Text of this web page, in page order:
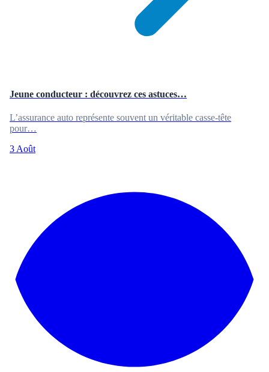
Jeune conducteur : découvrez ces astuces…
L’assurance auto représente souvent un véritable casse-tête
pour…
3 Août